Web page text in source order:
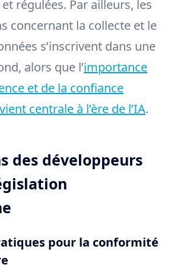
régulées. Par ailleurs, les
concernant la collecte et le
s’inscrivent dans une
alors que l’importance
et de la confiance
centrale à l’ère de l’IA.
des développeurs
pour la conformité